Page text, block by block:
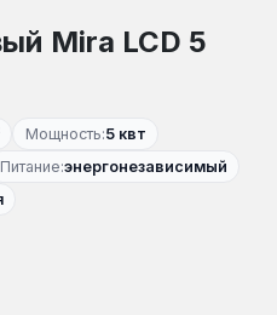
Mira LCD 5
Мощность:5 квт
Питание:энергонезависимый